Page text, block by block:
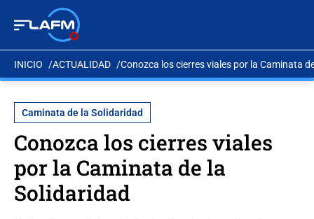
INICIO ACTUALIDAD Conozca los cierres viales por la Caminata
Caminata de la Solidaridad
Conozca los cierres viales
por la Caminata de la
Solidaridad